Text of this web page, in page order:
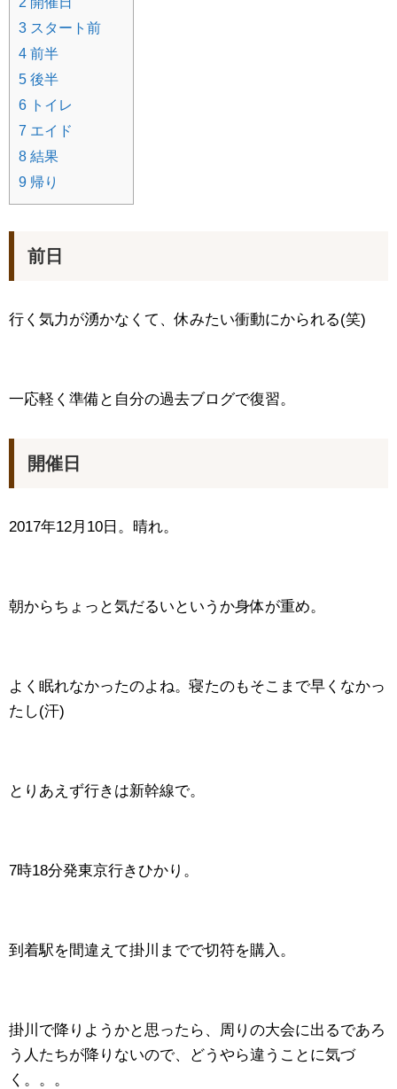
3 スタート前
4 前半
5 後半
6 トイレ
7 エイド
8 結果
9 帰り
前日
行く気力が湧かなくて、休みたい衝動にかられる(笑)
一応軽く準備と自分の過去ブログで復習。
開催日
2017年12月10日。晴れ。
朝からちょっと気だるいというか身体が重め。
よく眠れなかったのよね。寝たのもそこまで早くなかっ
たし(汗)
とりあえず行きは新幹線で。
7時18分発東京行きひかり。
到着駅を間違えて掛川までで切符を購入。
掛川で降りようかと思ったら、周りの大会に出るであろ
う人たちが降りないので、どうやら違うことに気づ
く。。。